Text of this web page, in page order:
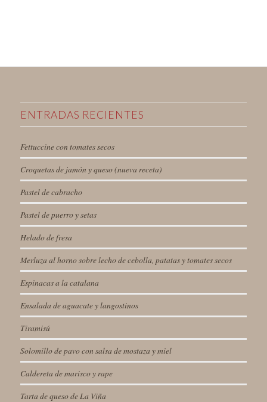
ENTRADAS RECIENTES
Fettuccine con tomates secos
Croquetas de jamón y queso (nueva receta)
Pastel de cabracho
Pastel de puerro y setas
Helado de fresa
Merluza al horno sobre lecho de cebolla, patatas y tomates secos
Espinacas a la catalana
Ensalada de aguacate y langostinos
Tiramisú
Solomillo de pavo con salsa de mostaza y miel
Caldereta de marisco y rape
Tarta de queso de La Viña